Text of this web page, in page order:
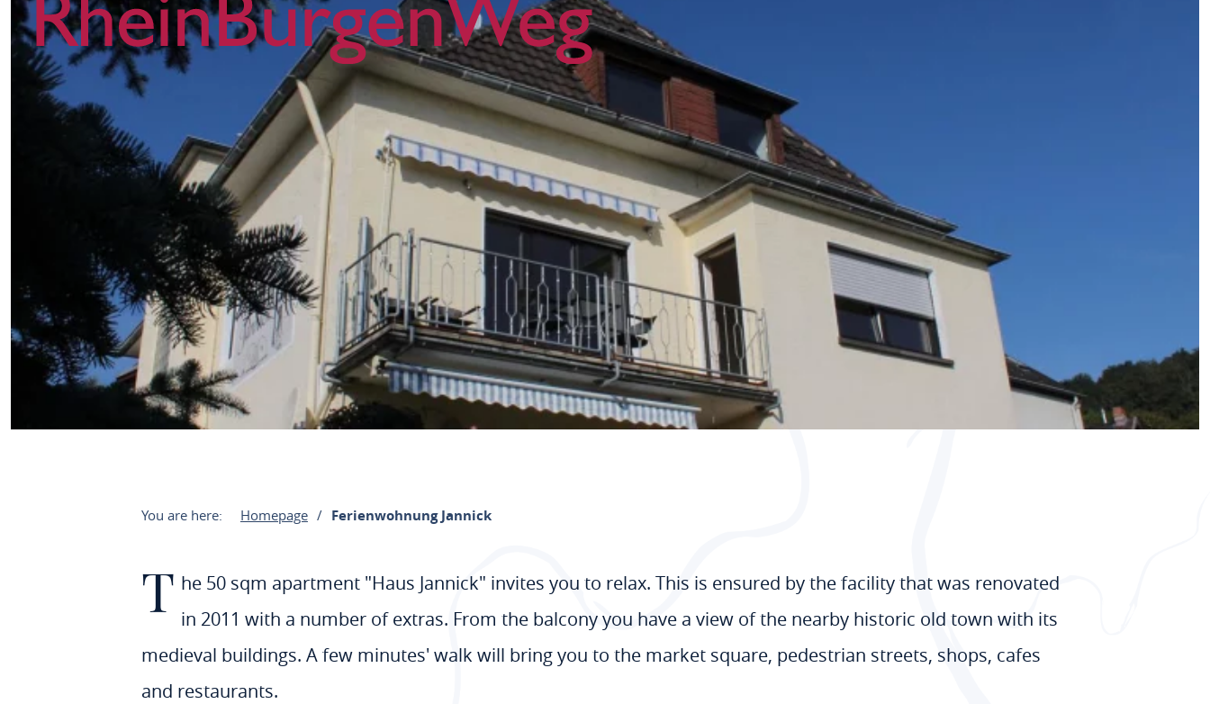
You are here: Homepage Ferienwohnung Jannick
T he 50 sqm apartment "Haus Jannick" invites you to relax. This is ensured by the facility that was renovated
in 2011 with a number of extras. From the balcony you have a view of the nearby historic old town with its
medieval buildings. A few minutes' walk will bring you to the market square, pedestrian streets, shops, cafes
and restaurants.